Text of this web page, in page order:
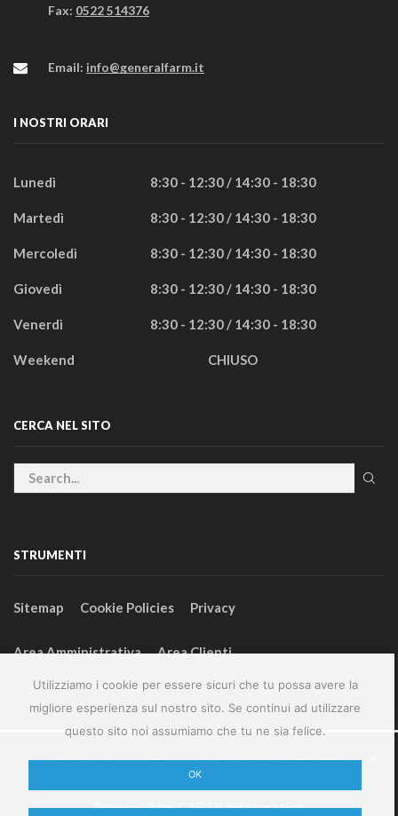
Utilizziamo i cookie per essere sicuri che tu possa avere la
migliore esperienza sul nostro sito. Se continui ad utilizzare
questo sito noi assumiamo che tu ne sia felice.
OK
Fax: 0522 514376
Email: info@generalfarm.it
I NOSTRI ORARI
Lunedì 8:30 - 12:30 / 14:30 - 18:30
Martedì 8:30 - 12:30 / 14:30 - 18:30
Mercoledì 8:30 - 12:30 / 14:30 - 18:30
Giovedì 8:30 - 12:30 / 14:30 - 18:30
Venerdì 8:30 - 12:30 / 14:30 - 18:30
Weekend CHIUSO
CERCA NEL SITO
STRUMENTI
Sitemap Cookie Policies Privacy
Area Amministrativa Area Clienti
2024 – GeneralFarm srl – P.IVA 00127580355
Powered byCABER Informatica